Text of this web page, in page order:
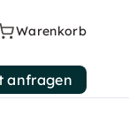
Warenkorb
anfragen